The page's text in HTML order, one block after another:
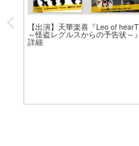
【出演】天華楽喜『Leo of hearT
～怪盗レグルスからの予告状～』
詳細